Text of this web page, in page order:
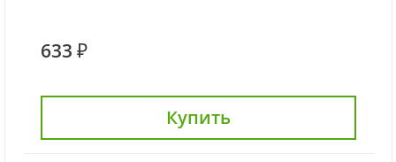
633 ₽
Купить